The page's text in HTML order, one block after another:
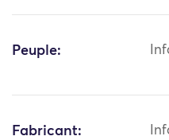
Peuple:
Fabricant: